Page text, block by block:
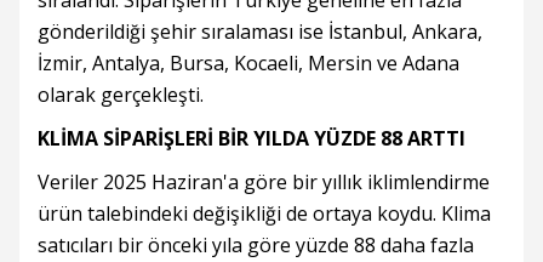
gönderildiği şehir sıralaması ise İstanbul, Ankara,
İzmir, Antalya, Bursa, Kocaeli, Mersin ve Adana
olarak gerçekleşti.
KLİMA SİPARİŞLERİ BİR YILDA YÜZDE 88 ARTTI
Veriler 2025 Haziran'a göre bir yıllık iklimlendirme
ürün talebindeki değişikliği de ortaya koydu. Klima
satıcıları bir önceki yıla göre yüzde 88 daha fazla